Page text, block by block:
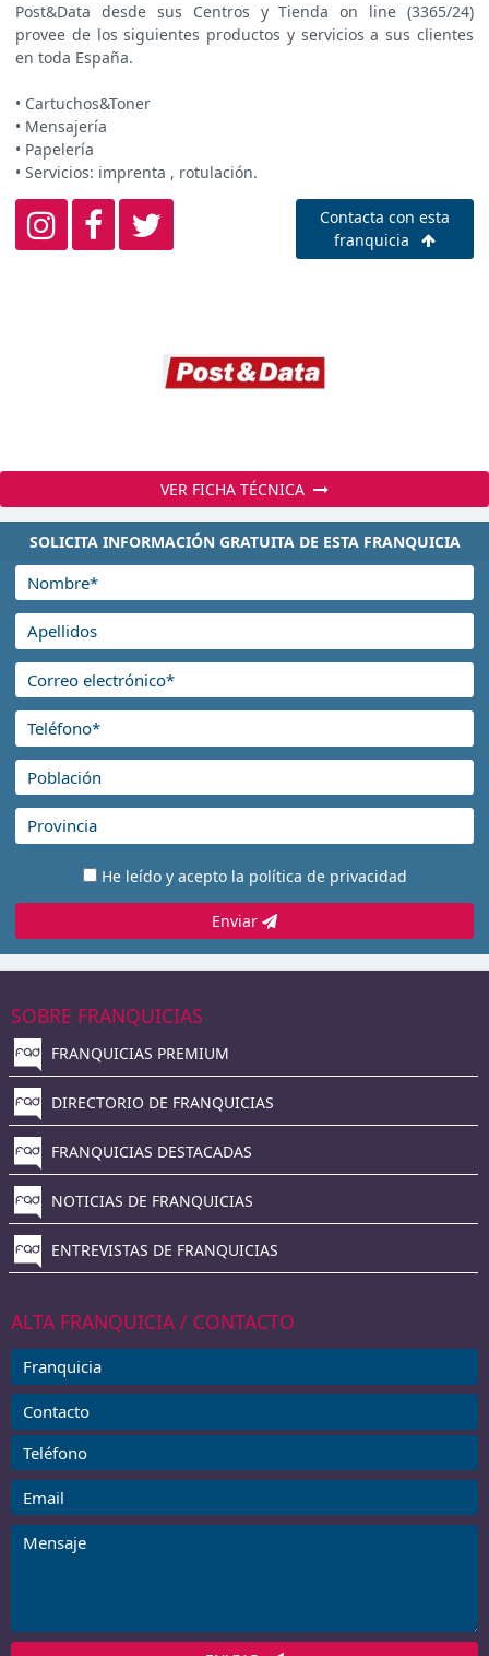
Post&Data desde sus Centros y Tienda on line (3365/24)
provee de los siguientes productos y servicios a sus clientes
en toda España.
• Cartuchos&Toner
• Mensajería
• Papelería
• Servicios: imprenta , rotulación.
Contacta con esta
franquicia
VER FICHA TÉCNICA
SOLICITA INFORMACIÓN GRATUITA DE ESTA FRANQUICIA
He leído y acepto la política de privacidad
Enviar
SOBRE FRANQUICIAS
FRANQUICIAS PREMIUM
DIRECTORIO DE FRANQUICIAS
FRANQUICIAS DESTACADAS
NOTICIAS DE FRANQUICIAS
ENTREVISTAS DE FRANQUICIAS
ALTA FRANQUICIA / CONTACTO